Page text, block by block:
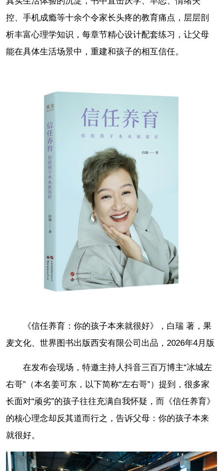
控、手机成瘾等十余个令家长头疼的教育痛点，层层剖
析丰富心理学知识，每章节精心设计配套练习，让父母
能在具体生活场景中，重建和孩子的相互信任。
《信任养育：你的孩子本来就很好》，白瑞 著，果
麦文化、世界图书出版西安有限公司出品，2026年4月版
在发布会现场，特邀主持人抖音三百万博主“冰城左
右哥”（本名姜可东，以下简称“左右哥”）提到，很多家
长面对“顽劣”的孩子往往充满自我怀疑，而《信任养育》
的核心理念却反其道而行之，告诉父母：你的孩子本来
就很好。